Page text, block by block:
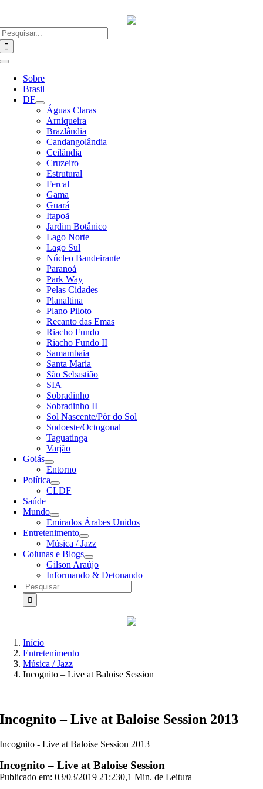
o
conteúdo
Alternar
Navegação
Sobre
Brasil
DF
Águas Claras
Arniqueira
Brazlândia
Candangolândia
Ceilândia
Cruzeiro
Estrutural
Fercal
Gama
Guará
Itapoã
Jardim Botânico
Lago Norte
Lago Sul
Núcleo Bandeirante
Paranoá
Park Way
Pelas Cidades
Planaltina
Plano Piloto
Recanto das Emas
Riacho Fundo
Riacho Fundo II
Samambaia
Santa Maria
São Sebastião
SIA
Sobradinho
Sobradinho II
Sol Nascente/Pôr do Sol
Sudoeste/Octogonal
Taguatinga
Varjão
Goiás
Entorno
Política
CLDF
Saúde
Mundo
Emirados Árabes Unidos
Entretenimento
Música / Jazz
Colunas e Blogs
Gilson Araújo
Informando & Detonando
Buscar
resultados
para:
Início
Entretenimento
Música / Jazz
Incognito – Live at Baloise Session
Incognito – Live at Baloise Session 2013
Incognito - Live at Baloise Session 2013
Incognito – Live at Baloise Session
Publicado em: 03/03/2019 21:230,1 Min. de Leitura